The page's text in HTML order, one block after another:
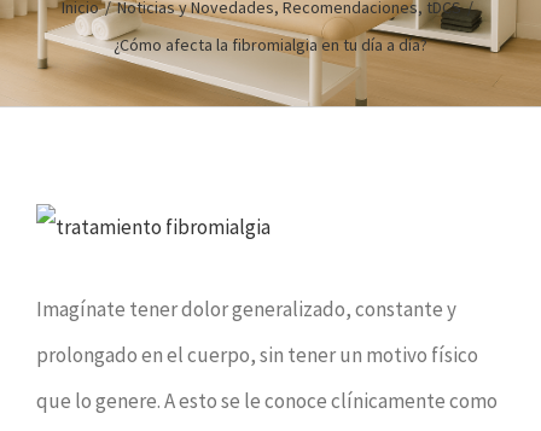
Inicio / Noticias y Novedades, Recomendaciones, tDCS /
¿Cómo afecta la fibromialgia en tu día a día?
Ver
más
grande
Imagínate tener dolor generalizado, constante y
prolongado en el cuerpo, sin tener un motivo físico
que lo genere. A esto se le conoce clínicamente como